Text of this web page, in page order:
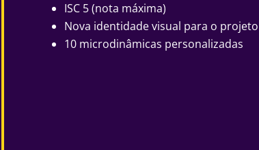
ISC 5 (nota máxima)
Nova identidade visual para o projeto
10 microdinâmicas personalizadas